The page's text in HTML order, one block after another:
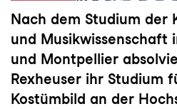
Nach dem Studium der
und Musikwissenschaft
und Montpellier
Rexheuser ihr Studium
Kostümbild an der